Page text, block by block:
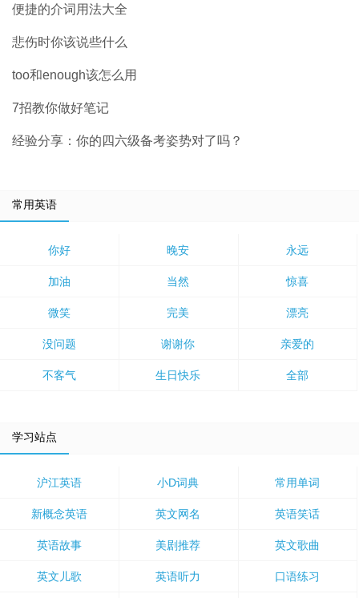
便捷的介词用法大全
悲伤时你该说些什么
too和enough该怎么用
7招教你做好笔记
经验分享：你的四六级备考姿势对了吗？
常用英语
你好 晚安 永远
加油 当然 惊喜
微笑 完美 漂亮
没问题 谢谢你 亲爱的
不客气 生日快乐 全部
学习站点
沪江英语 小D词典 常用单词
新概念英语 英文网名 英语笑话
英语故事 美剧推荐 英文歌曲
英文儿歌 英语听力 口语练习